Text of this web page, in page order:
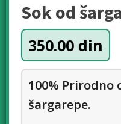
Sok od
350.00 din
100% Prirodno
šargarepe.